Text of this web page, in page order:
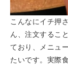
こんなにイチ押
ん、注文するこ
ており、メニュ
たいです。実際